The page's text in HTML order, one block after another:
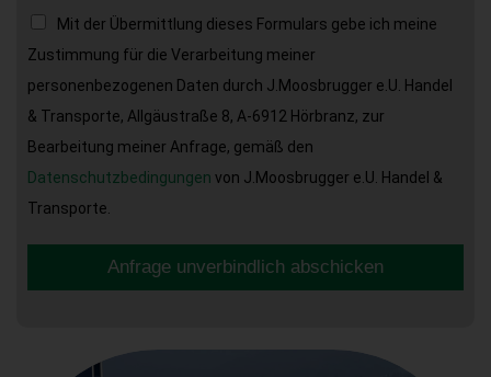
Mit der Übermittlung dieses Formulars gebe ich meine
Zustimmung für die Verarbeitung meiner
personenbezogenen Daten durch J.Moosbrugger e.U. Handel
& Transporte, Allgäustraße 8, A-6912 Hörbranz, zur
Bearbeitung meiner Anfrage, gemäß den
Datenschutzbedingungen von J.Moosbrugger e.U. Handel &
Transporte.
Anfrage unverbindlich abschicken